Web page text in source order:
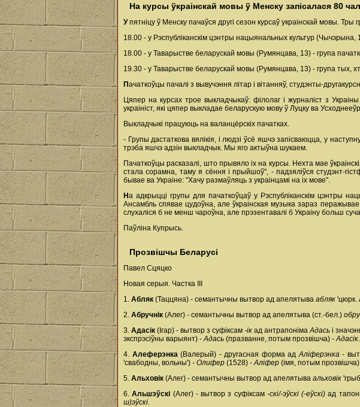
На курсы ўкраінскай мовы ў Менску запісалася 80
Упятніцу ў Менску пачаўся другі сезон курсаў украінскай мовы.
18.00 - у Рэспубліканскім цэнтры нацыянальных культур (Чычэрына,
18.00 - у Таварыстве беларускай мовы (Румянцава, 13) - група
19.30 - у Таварыстве беларускай мовы (Румянцава, 13) - група тых,
Пачаткоўцы пачалі з вывучэння літар і вітанняў, студэнты-
Цяпер на курсах трое выкладчыкаў: філолаг і журналіст з Украіны
украініст, які цяпер выкладае беларускую мову ў Луцку ва
Выкладчыкі працуюць на валанцёрскіх пачатках.
- Групы дастаткова вялікія, і людзі ўсё яшчэ запісваюцца, у
трэба яшчэ адзін выкладчык. Мы яго актыўна шукаем.
Пачаткоўцы расказалі, што прывяло іх на курсы. Нехта мае
стала сорамна, таму я сёння і прыйшоў", - падзяліўся студэнт-
бывае ва Украіне: "Хачу размаўляць з украінцамі на іх мове".
На адкрыцці групы для пачаткоўцаў у Рэспубліканскім цэнтры
Ансамбль спявае цудоўна, але ўкраінская музыка зараз
слухаліся б не менш чароўна, але прэзентавалі б Украіну больш
Паўліна Купрысь.
Прозвішчы Беларусі
Павел Сцяцко
Новая серыя. Частка ІІІ
1. Абляк (Таццяна) - семантычны вытвор ад апелятыва абляк 'цюрк.
2. Абручнік (Алег) - семантычны вытвор ад апелятыва (ст.-бел.)
3. Адасік (Ігар) - вытвор з суфіксам -ік ад антрапонімаАдась і
экспрэсіўны варыянт) -Адась (празванне, потым прозвішча) -Адасік.
4. Алеферэнка(Валерый) - другасная форма адАліферэнка-
'свабодны, вольны') - Олифер (1528) -Аліфер (імя, потым
5. Альховік (Алег) - семантычны вытвор ад апелятыва альховік
6.Альшэўскі (Алег) - вытвор з суфіксам -скі/-эўскі (-еўскі) ад
ш)эўскі.